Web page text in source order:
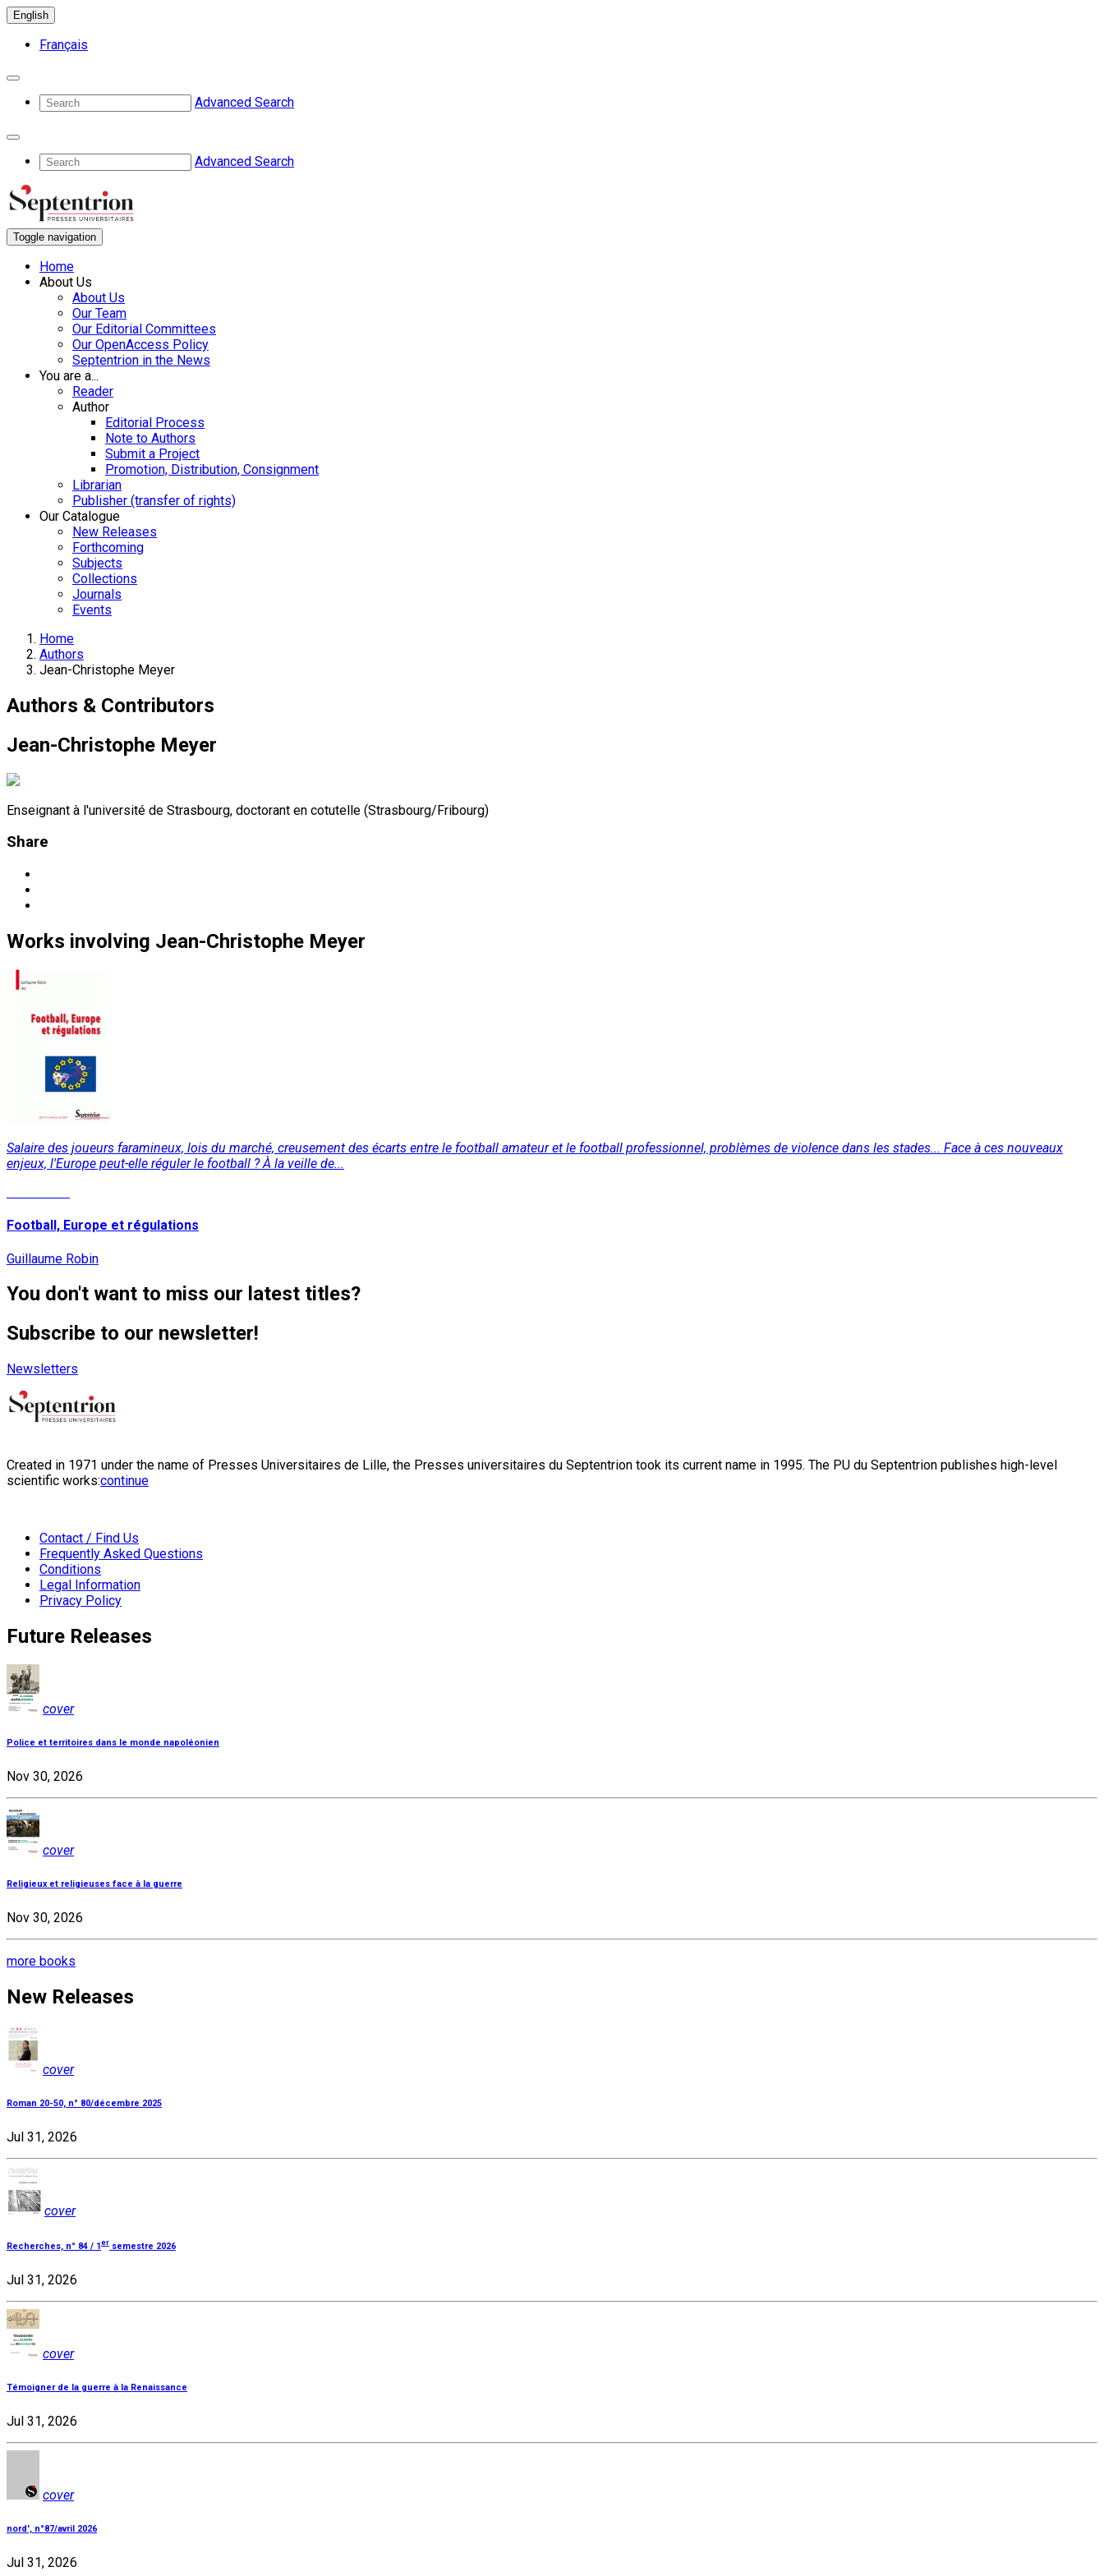
English
Français
Advanced Search
Advanced Search
Toggle navigation
Home
About Us
About Us
Our Team
Our Editorial Committees
Our OpenAccess Policy
Septentrion in the News
You are a...
Reader
Author
Editorial Process
Note to Authors
Submit a Project
Promotion, Distribution, Consignment
Librarian
Publisher (transfer of rights)
Our Catalogue
New Releases
Forthcoming
Subjects
Collections
Journals
Events
Home
Authors
Jean-Christophe Meyer
Authors & Contributors
Jean-Christophe Meyer
Enseignant à l'université de Strasbourg, doctorant en cotutelle (Strasbourg/Fribourg)
Share
Works involving Jean-Christophe Meyer
Salaire des joueurs faramineux, lois du marché, creusement des écarts entre le football amateur et le football professionnel, problèmes de violence dans les stades... Face à ces nouveaux
enjeux, l'Europe peut-elle réguler le football ? À la veille de...
Football, Europe et régulations
Guillaume Robin
You don't want to miss our latest titles?
Subscribe to our newsletter!
Newsletters
Created in 1971 under the name of Presses Universitaires de Lille, the Presses universitaires du Septentrion took its current name in 1995. The PU du Septentrion publishes high-level
scientific works:continue
Contact / Find Us
Frequently Asked Questions
Conditions
Legal Information
Privacy Policy
Future Releases
cover
Police et territoires dans le monde napoléonien
Nov 30, 2026
cover
Religieux et religieuses face à la guerre
Nov 30, 2026
more books
New Releases
cover
Roman 20-50, n° 80/décembre 2025
Jul 31, 2026
cover
Recherches, n° 84 / 1 er semestre 2026
Jul 31, 2026
cover
Témoigner de la guerre à la Renaissance
Jul 31, 2026
cover
nord', n°87/avril 2026
Jul 31, 2026